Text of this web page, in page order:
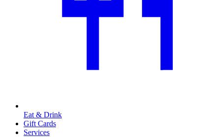
Eat & Drink
Gift Cards
Services